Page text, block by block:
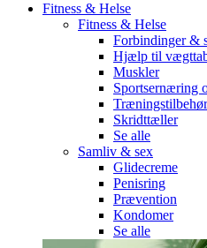
Fitness & Helse
Fitness & Helse
Forbindinger &
Hjælp til
Muskler
Sportsernæring
Træningstilbehør
Skridttæller
Se alle
Samliv & sex
Glidecreme
Penisring
Prævention
Kondomer
Se alle